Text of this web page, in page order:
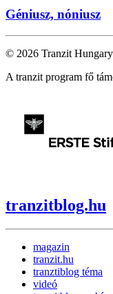
Géniusz, nóniusz
© 2026 Tranzit
A tranzit program fő
tranzitblog.hu
magazin
tranzit.hu
tranztiblog téma
videó